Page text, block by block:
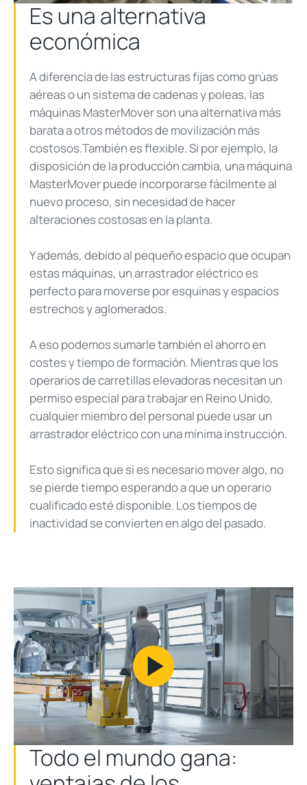
Es una alternativa
económica
A diferencia de las estructuras fijas como grúas
aéreas o un sistema de cadenas y poleas, las
máquinas MasterMover son una alternativa más
barata a otros métodos de movilización más
costosos.También es flexible. Si por ejemplo, la
disposición de la producción cambia, una máquina
MasterMover puede incorporarse fácilmente al
nuevo proceso, sin necesidad de hacer
alteraciones costosas en la planta.
Y además, debido al pequeño espacio que ocupan
estas máquinas, un arrastrador eléctrico es
perfecto para moverse por esquinas y espacios
estrechos y aglomerados.
A eso podemos sumarle también el ahorro en
costes y tiempo de formación. Mientras que los
operarios de carretillas elevadoras necesitan un
permiso especial para trabajar en Reino Unido,
cualquier miembro del personal puede usar un
arrastrador eléctrico con una mínima instrucción.
Esto significa que si es necesario mover algo, no
se pierde tiempo esperando a que un operario
cualificado esté disponible. Los tiempos de
inactividad se convierten en algo del pasado.
Play
Video
Todo el mundo gana: